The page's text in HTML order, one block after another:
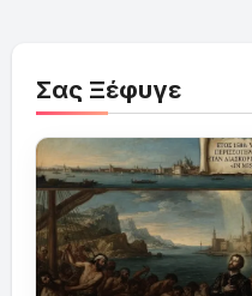
Σας Ξέφυγε